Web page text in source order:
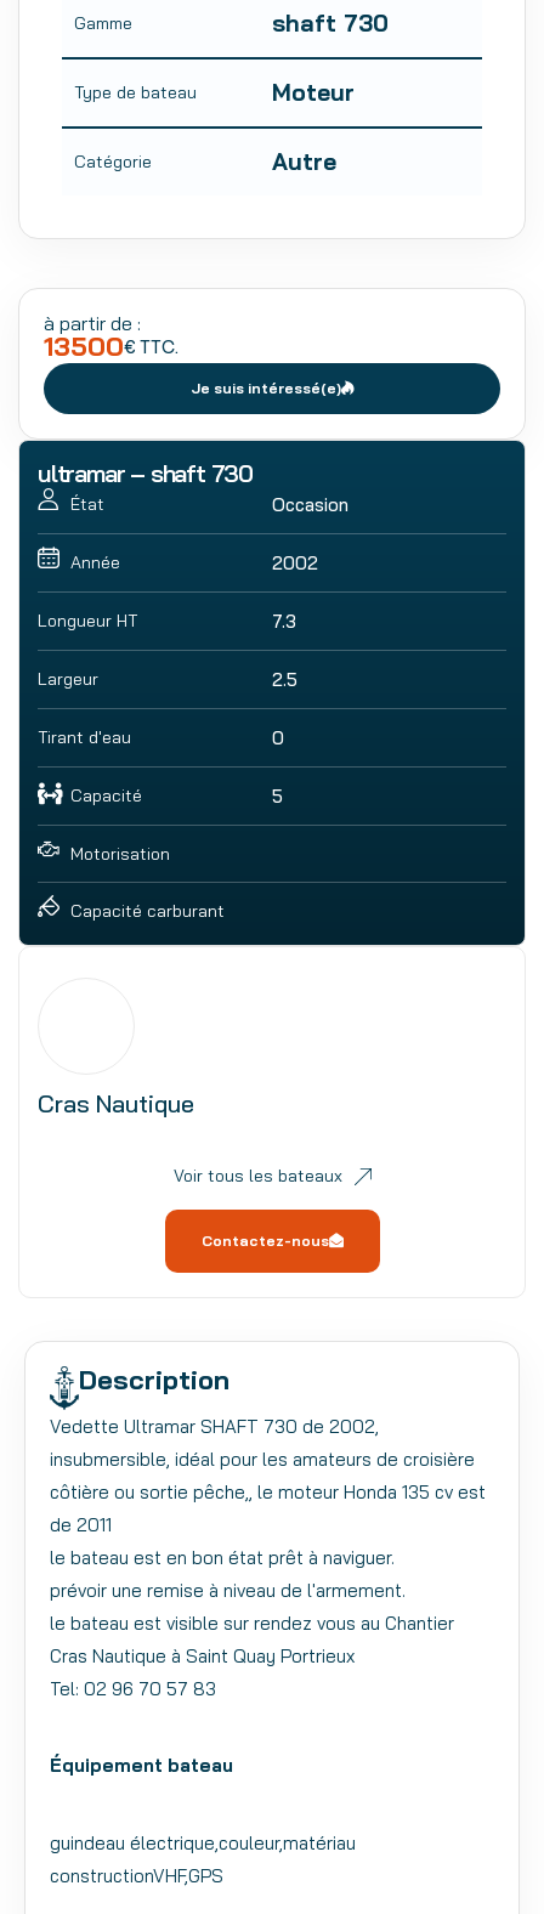
Gamme shaft 730
Type de bateau Moteur
Catégorie Autre
à partir de :
13500€ TTC.
Je suis intéressé(e)
ultramar – shaft 730
État Occasion
Année 2002
Longueur HT 7.3
Largeur 2.5
Tirant d'eau 0
Capacité 5
Motorisation
Capacité carburant
Cras Nautique
Voir tous les bateaux
Contactez-nous
Description
Vedette Ultramar SHAFT 730 de 2002,
insubmersible, idéal pour les amateurs de croisière
côtière ou sortie pêche,, le moteur Honda 135 cv est
de 2011
le bateau est en bon état prêt à naviguer.
prévoir une remise à niveau de l'armement.
le bateau est visible sur rendez vous au Chantier
Cras Nautique à Saint Quay Portrieux
Tel: 02 96 70 57 83
Équipement bateau
guindeau électrique,couleur,matériau
constructionVHF,GPS